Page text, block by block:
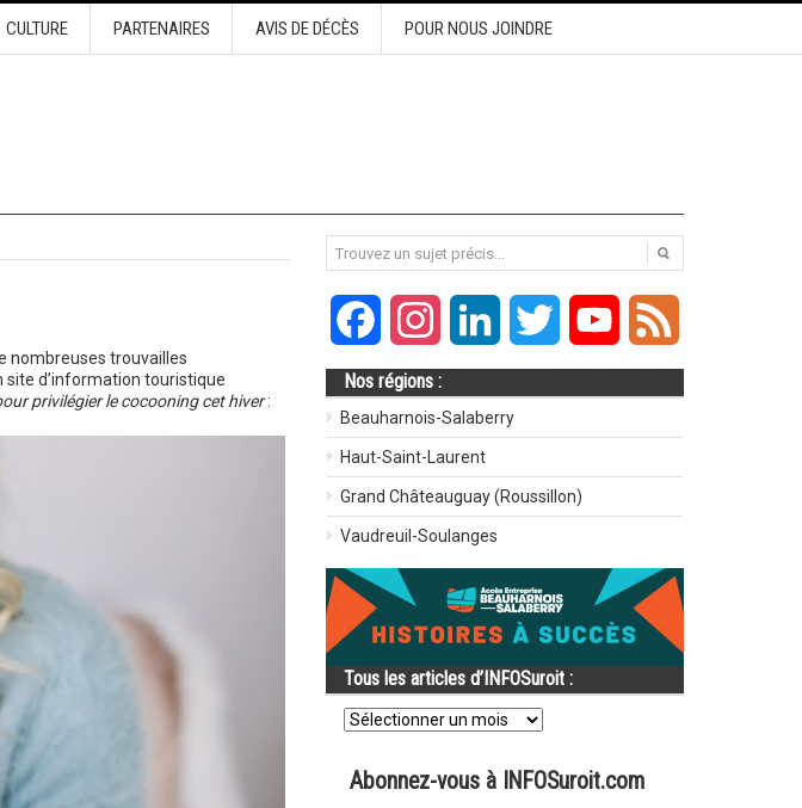
CULTURE PARTENAIRES AVIS DE DÉCÈS POUR NOUS JOINDRE
nombreuses trouvailles
site d’information touristique
privilégier le cocooning cet hiver:
FacebookInstagramLinkedIn Twitter YouTube
Nos régions :
Beauharnois-Salaberry
Haut-Saint-Laurent
Grand Châteauguay (Roussillon)
Vaudreuil-Soulanges
Tous les articles d’INFOSuroit :
Tous
les
d’INFOSuroit
Abonnez-vous à INFOSuroit.com